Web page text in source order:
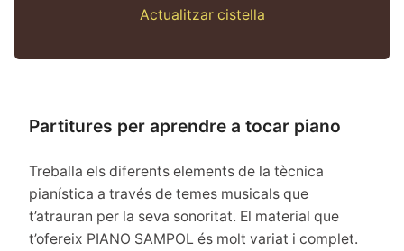
Actualitzar cistella
Partitures per aprendre a tocar piano
Treballa els diferents elements de la tècnica
pianística a través de temes musicals que
t’atrauran per la seva sonoritat. El material que
t’ofereix PIANO SAMPOL és molt variat i complet.